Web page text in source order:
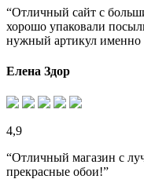
“Отличный сайт с
хорошо упаковали
нужный артикул именно
Елена Здор
4,9
“Отличный магазин с
прекрасные обои!”